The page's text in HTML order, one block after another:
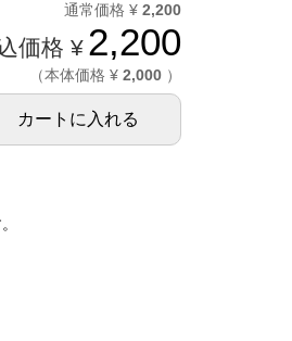
通常価格 ¥ 2,200
価格 ¥ 2,200
（本体価格 ¥ 2,000 ）
カートに入れる